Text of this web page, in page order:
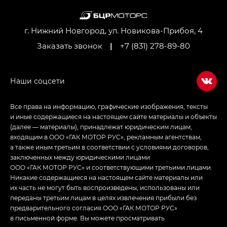
Джи Икс ПРЕМИУМ — GX PREMIUM, ЛАУНЖ —
LOUNGE
Empow — Эмпау (Empow) в комплектации
г. Нижний Новгород, ул. Новикова-Прибоя, 4
Заказать звонок
| +7 (831) 278-89-80
Все права на информацию, графические изображения, тексты
и иные содержащиеся на настоящем сайте материалы и объекты
(далее — материалы), принадлежат юридическим лицам,
входящим в ООО «ГАК МОТОР РУС», рекламным агентствам,
а также иным третьим в соответствии с условиями договоров,
заключенных между юридическими лицами
ООО «ГАК МОТОР РУС» и соответствующими третьими лицами.
Никакие содержащиеся на настоящем сайте материалы или
их часть не могут быть воспроизведены, использованы или
переданы третьим лицам в целях извлечения прибыли без
предварительного согласия ООО «ГАК МОТОР РУС»
в письменной форме. Вы можете просматривать